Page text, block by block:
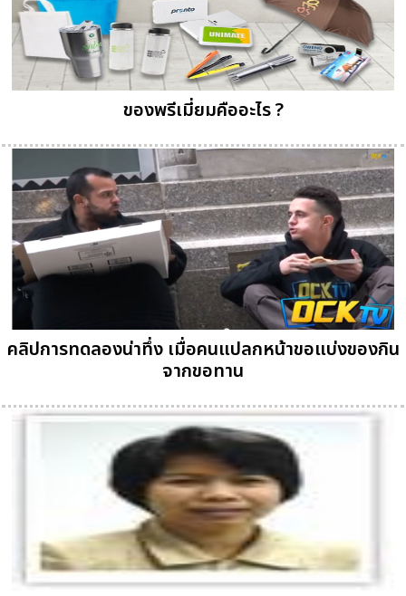
ของพรีเมี่ยมคืออะไร ?
คลิปการทดลองน่าทึ่ง เมื่อคนแปลกหน้าขอแบ่งของกิน
จากขอทาน